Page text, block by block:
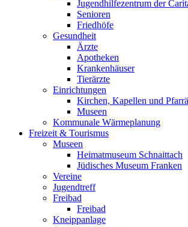
Jugendhilfezentrum der
Senioren
Friedhöfe
Gesundheit
Ärzte
Apotheken
Krankenhäuser
Tierärzte
Einrichtungen
Kirchen, Kapellen und
Museen
Kommunale Wärmeplanung
Freizeit & Tourismus
Museen
Heimatmuseum Schnaittach
Jüdisches Museum Franken
Vereine
Jugendtreff
Freibad
Freibad
Kneippanlage